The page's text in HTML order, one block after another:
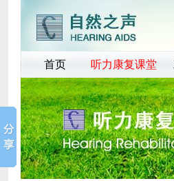
首页 听力康复课堂